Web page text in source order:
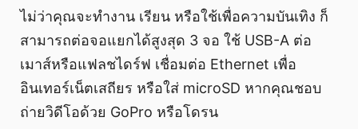
ไม่ว่าคุณจะทำงาน เรียน หรือใช้เพื่อความบันเทิง ก็
สามารถต่อจอแยกได้สูงสุด 3 จอ ใช้ USB-A ต่อ
เมาส์หรือแฟลชไดร์ฟ เชื่อมต่อ Ethernet เพื่อ
อินเทอร์เน็ตเสถียร หรือใส่ microSD หากคุณชอบ
ถ่ายวิดีโอด้วย GoPro หรือโดรน